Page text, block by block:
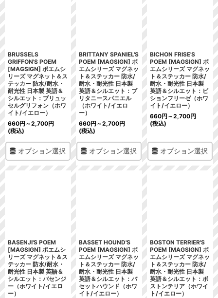
BRUSSELS
GRIFFON'S POEM
[MAGSIGN] ポエムシ
リーズ マグネット＆ス
テッカー 防水/耐水・
耐光性 日本製 英語＆
シルエット：ブリュッ
セルグリフォン（ホワ
イト/イエロー）
660円 ～2,700円
(税込)
オプション選択
BRITTANY SPANIEL'S
POEM [MAGSIGN] ポ
エムシリーズ マグネッ
ト＆ステッカー 防水/
耐水・耐光性 日本製
英語＆シルエット：ブ
リタニースパニエル
（ホワイト/イエロ
ー）
660円 ～2,700円
(税込)
オプション選択
BICHON FRISE'S
POEM [MAGSIGN] ポ
エムシリーズ マグネッ
ト＆ステッカー 防水/
耐水・耐光性 日本製
英語＆シルエット：ビ
ションフリーゼ（ホワ
イト/イエロー）
660円 ～2,700円
(税込)
オプション選択
BASENJI'S POEM
[MAGSIGN] ポエムシ
リーズ マグネット＆ス
テッカー 防水/耐水・
耐光性 日本製 英語＆
シルエット：バセンジ
ー（ホワイト/イエロ
ー）
BASSET HOUND'S
POEM [MAGSIGN] ポ
エムシリーズ マグネッ
ト＆ステッカー 防水/
耐水・耐光性 日本製
英語＆シルエット：バ
セットハウンド（ホワ
イト/イエロー）
BOSTON TERRIER'S
POEM [MAGSIGN] ポ
エムシリーズ マグネッ
ト＆ステッカー 防水/
耐水・耐光性 日本製
英語＆シルエット：ボ
ストンテリア（ホワイ
ト/イエロー）